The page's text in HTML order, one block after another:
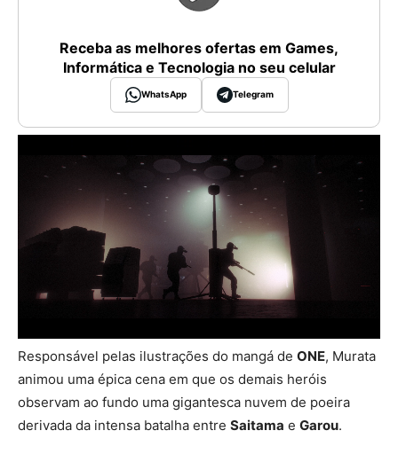
Receba as melhores ofertas em Games,
Informática e Tecnologia no seu celular
WhatsApp Telegram
Responsável pelas ilustrações do mangá de ONE, Murata
animou uma épica cena em que os demais heróis
observam ao fundo uma gigantesca nuvem de poeira
derivada da intensa batalha entre Saitama e Garou.